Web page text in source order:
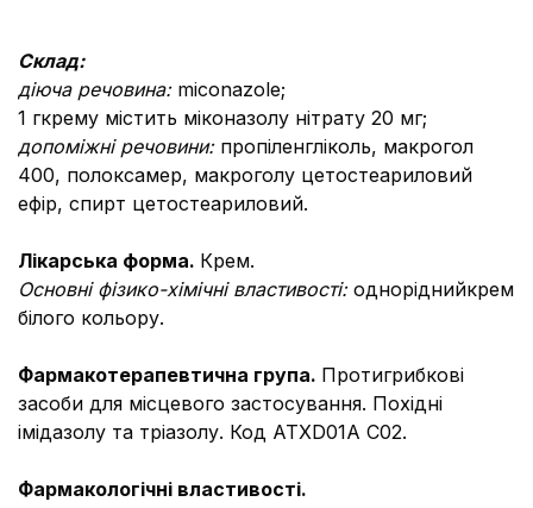
Склад:
діюча речовина: miconazolе;
1 гкрему містить міконазолу нітрату 20 мг;
допоміжні речовини: пропіленгліколь, макрогол
400, полоксамер, макроголу цетостеариловий
ефір, спирт цетостеариловий.
Лікарська форма. Крем.
Основні фізико-хімічні властивості: одноріднийкрем
білого кольору.
Фармакотерапевтична група. Протигрибкові
засоби для місцевого застосування. Похідні
імідазолу та тріазолу. Код АТХD01А С02.
Фармакологічні властивості.